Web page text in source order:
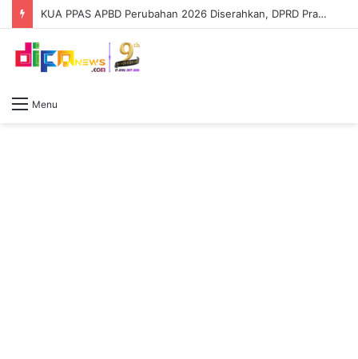
KUA PPAS APBD Perubahan 2026 Diserahkan, DPRD Prabumulih Segera Bahas
Menu